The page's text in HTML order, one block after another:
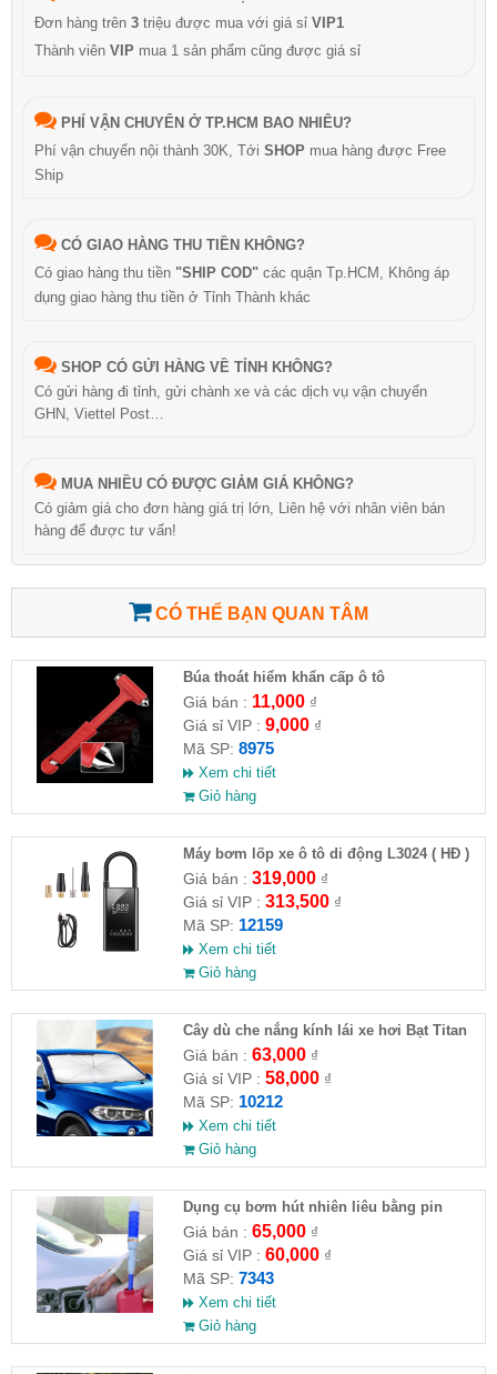
Đơn hàng trên 3 triệu được mua với giá sỉ VIP1
Thành viên VIP mua 1 sản phẩm cũng được giá sỉ
PHÍ VẬN CHUYỂN Ở TP.HCM BAO NHIÊU?
Phí vận chuyển nội thành 30K, Tới SHOP mua hàng được Free
Ship
CÓ GIAO HÀNG THU TIỀN KHÔNG?
Có giao hàng thu tiền "SHIP COD" các quận Tp.HCM, Không áp
dụng giao hàng thu tiền ở Tỉnh Thành khác
SHOP CÓ GỬI HÀNG VỀ TỈNH KHÔNG?
Có gửi hàng đi tỉnh, gửi chành xe và các dịch vụ vận chuyển
GHN, Viettel Post…
MUA NHIỀU CÓ ĐƯỢC GIẢM GIÁ KHÔNG?
Có giảm giá cho đơn hàng giá trị lớn, Liên hệ với nhân viên bán
hàng để được tư vấn!
CÓ THỂ BẠN QUAN TÂM
Búa thoát hiểm khẩn cấp ô tô
Giá bán : 11,000₫
Giá sỉ VIP : 9,000₫
Mã SP: 8975
Xem chi tiết
Giỏ hàng
Máy bơm lốp xe ô tô di động L3024 ( HĐ )
Giá bán : 319,000₫
Giá sỉ VIP : 313,500₫
Mã SP: 12159
Xem chi tiết
Giỏ hàng
Cây dù che nắng kính lái xe hơi Bạt Titan
Giá bán : 63,000₫
Giá sỉ VIP : 58,000₫
Mã SP: 10212
Xem chi tiết
Giỏ hàng
Dụng cụ bơm hút nhiên liêu bằng pin
Giá bán : 65,000₫
Giá sỉ VIP : 60,000₫
Mã SP: 7343
Xem chi tiết
Giỏ hàng